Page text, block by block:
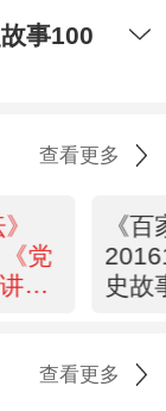
事100
查看更多
党
》
《
史故
查看更多